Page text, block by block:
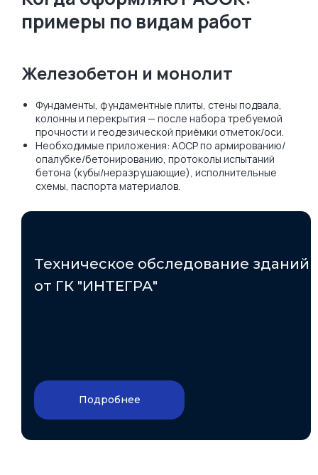
примеры по видам работ
Железобетон и монолит
Фундаменты, фундаментные плиты, стены подвала,
колонны и перекрытия — после набора требуемой
прочности и геодезической приёмки отметок/оси.
Необходимые приложения: АОСР по армированию/
опалубке/бетонированию, протоколы испытаний
бетона (кубы/неразрушающие), исполнительные
схемы, паспорта материалов.
Техническое обследование зданий
от ГК "ИНТЕГРА"
Подробнее